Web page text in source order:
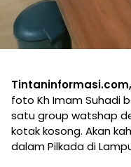
foto Kh Imam Suhadi
satu group watshap
kotak kosong. Akan
dalam Pilkada di